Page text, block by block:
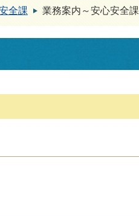
全課 業務案内～安心安全課